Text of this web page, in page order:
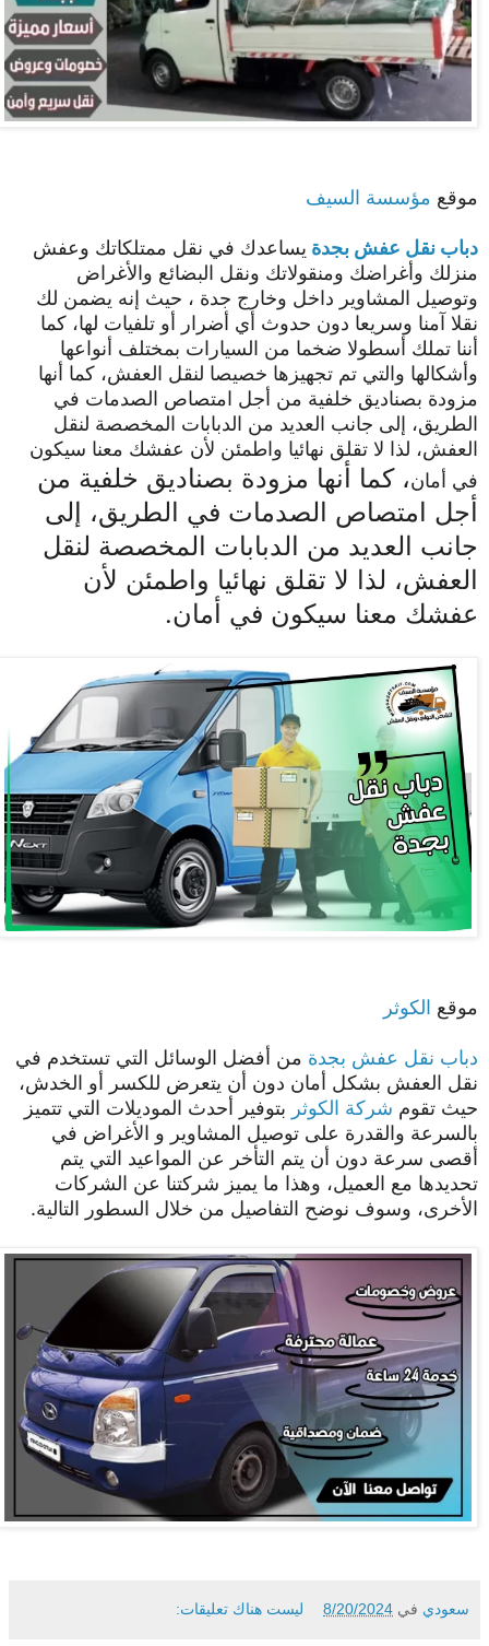
موقع مؤسسة السيف
دباب نقل عفش بجدة يساعدك في نقل ممتلكاتك وعفش
منزلك وأغراضك ومنقولاتك ونقل البضائع والأغراض
وتوصيل المشاوير داخل وخارج جدة ، حيث إنه يضمن لك
نقلا آمنا وسريعا دون حدوث أي أضرار أو تلفيات لها، كما
أننا تملك أسطولا ضخما من السيارات بمختلف أنواعها
وأشكالها والتي تم تجهيزها خصيصا لنقل العفش، كما أنها
مزودة بصناديق خلفية من أجل امتصاص الصدمات في
الطريق، إلى جانب العديد من الدبابات المخصصة لنقل
العفش، لذا لا تقلق نهائيا واطمئن لأن عفشك معنا سيكون
في أمان، كما أنها مزودة بصناديق خلفية من
أجل امتصاص الصدمات في الطريق، إلى
جانب العديد من الدبابات المخصصة لنقل
العفش، لذا لا تقلق نهائيا واطمئن لأن
عفشك معنا سيكون في أمان.
موقع الكوثر
دباب نقل عفش بجدة من أفضل الوسائل التي تستخدم في
نقل العفش بشكل أمان دون أن يتعرض للكسر أو الخدش،
حيث تقوم شركة الكوثر بتوفير أحدث الموديلات التي تتميز
بالسرعة والقدرة على توصيل المشاوير و الأغراض في
أقصى سرعة دون أن يتم التأخر عن المواعيد التي يتم
تحديدها مع العميل، وهذا ما يميز شركتنا عن الشركات
الأخرى، وسوف نوضح التفاصيل من خلال السطور التالية.
سعودي في 8/20/2024 ليست هناك تعليقات: